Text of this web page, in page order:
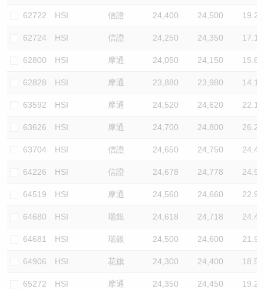
62722 HSI 信證 24,400 24,500 19.2
62724 HSI 信證 24,250 24,350 17.1
62800 HSI 摩通 24,050 24,150 15.6
62828 HSI 摩通 23,880 23,980 14.1
63592 HSI 摩通 24,520 24,620 22.1
63626 HSI 摩通 24,700 24,800 26.2
63704 HSI 信證 24,650 24,750 24.4
64226 HSI 信證 24,678 24,778 24.9
64519 HSI 摩通 24,560 24,660 22.9
64680 HSI 瑞銀 24,618 24,718 24.4
64681 HSI 瑞銀 24,500 24,600 21.9
64906 HSI 花旗 24,300 24,400 18.5
65272 HSI 摩通 24,350 24,450 19.2